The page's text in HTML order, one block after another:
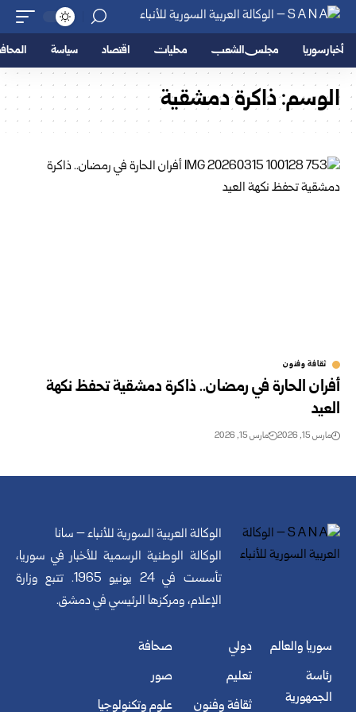
أخبار سوريا مجلس الشعب محليات اقتصاد سياسة
الوسم:ذاكرة دمشقية
ثقافة وفنون
أفران الحارة في رمضان.. ذاكرة دمشقية تحفظ نكهة
العيد
مارس 15, 2026 مارس 15, 2026
الوكالة العربية السورية للأنباء – سانا
الوكالة الوطنية الرسمية للأخبار في سوريا،
تأسست في 24 يونيو 1965. تتبع وزارة
الإعلام، ومركزها الرئيسي في دمشق.
سوريا والعالم
رئاسة
الجمهورية
دولي
تعليم
ثقافة وفنون
صحافة
صور
علوم وتكنولوجيا